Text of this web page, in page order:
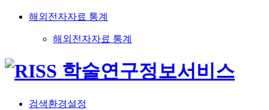
해외전자자료 통계
해외전자자료 통계
검색환경설정